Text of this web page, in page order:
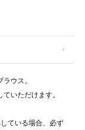
ウス。
いただけます。
ている場合、必ず